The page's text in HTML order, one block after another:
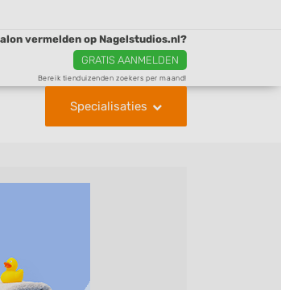
vermelden op Nagelstudios.nl?
GRATIS AANMELDEN
Bereik tienduizenden zoekers per maand!
Specialisaties